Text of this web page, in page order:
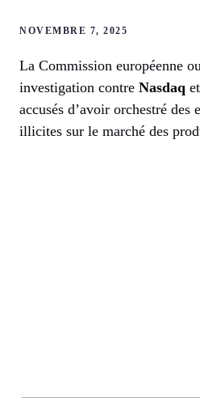
NOVEMBRE 7, 2025
La Commission européenne
investigation contre Nasdaq et
accusés d’avoir orchestré des
illicites sur le marché des